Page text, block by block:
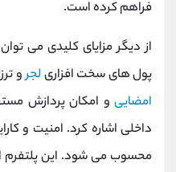
فراهم کرده است.
از دیگر مزایای کلیدی می
پول ‌های سخت ‌افزاریلجرو
امضایی و امکان پردازش
محسوب می ‌شود. این پلتفرم